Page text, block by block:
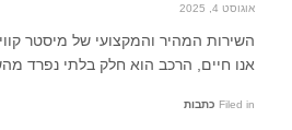
אוגוסט 4, 2025
השירות המהיר והמקצועי של מיסטר
אנו חיים, הרכב הוא חלק בלתי נפרד
Filed in כתבות